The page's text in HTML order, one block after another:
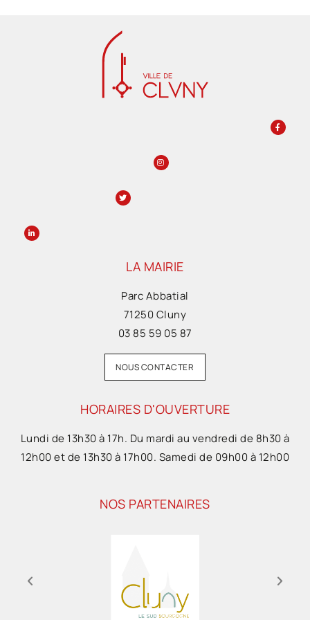
LA MAIRIE
Parc Abbatial
71250 Cluny
03 85 59 05 87
NOUS CONTACTER
HORAIRES D'OUVERTURE
Lundi de 13h30 à 17h. Du mardi au vendredi de 8h30 à
12h00 et de 13h30 à 17h00. Samedi de 09h00 à 12h00
NOS PARTENAIRES